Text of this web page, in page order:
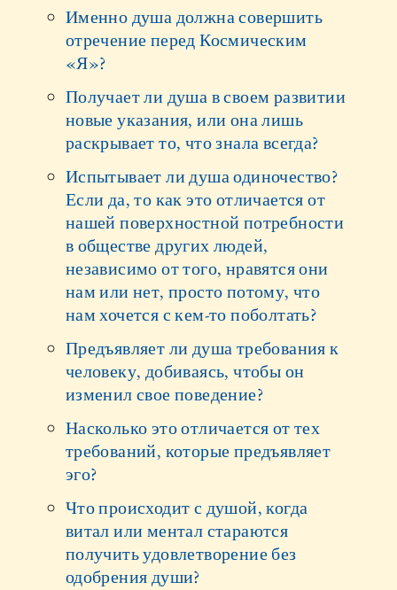
Именно душа должна совершить
отречение перед Космическим
«Я»?
Получает ли душа в своем развитии
новые указания, или она лишь
раскрывает то, что знала всегда?
Испытывает ли душа одиночество?
Если да, то как это отличается от
нашей поверхностной потребности
в обществе других людей,
независимо от того, нравятся они
нам или нет, просто потому, что
нам хочется с кем-то поболтать?
Предъявляет ли душа требования к
человеку, добиваясь, чтобы он
изменил свое поведение?
Насколько это отличается от тех
требований, которые предъявляет
эго?
Что происходит с душой, когда
витал или ментал стараются
получить удовлетворение без
одобрения души?